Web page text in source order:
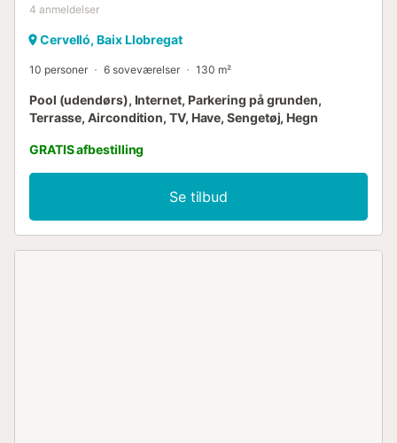
4 anmeldelser
Cervelló, Baix Llobregat
10 personer 6 soveværelser 130 m²
Pool (udendørs), Internet, Parkering på grunden,
Terrasse, Aircondition, TV, Have, Sengetøj, Hegn
GRATIS afbestilling
Se tilbud